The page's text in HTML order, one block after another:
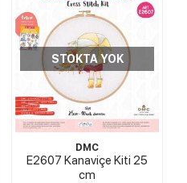
STOKTA YOK
DMC
E2607 Kanaviçe Kiti 25
cm